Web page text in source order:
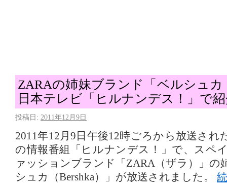
ZARAの姉妹ブランド「ベルシュカ
日本テレビ「ヒルナンデス！」で
投稿日: 2011年12月9日
2011年12月9日午後12時ごろから放送され
の情報番組「ヒルナンデス！」で、スペ
ァッションブランド「ZARA（ザラ）」の
シュカ（Bershka）」が放送されました。